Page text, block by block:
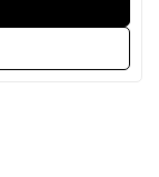
livrer un
de fichiers
de tableaux